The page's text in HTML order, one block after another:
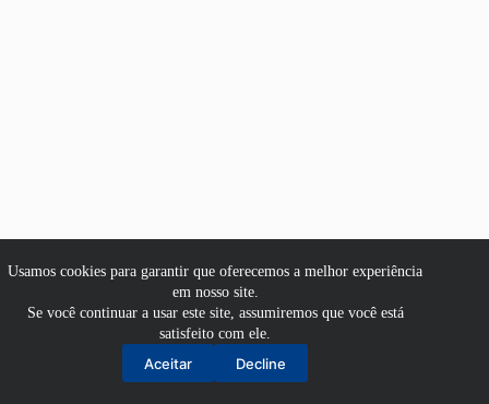
Usamos cookies para garantir que oferecemos a melhor experiência
em nosso site.
Se você continuar a usar este site, assumiremos que você está
satisfeito com ele.
Aceitar Decline